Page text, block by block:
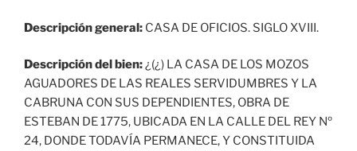
Descripción general: CASA DE OFICIOS. SIGLO XVIII.
Descripción del bien:¿(¿) LA CASA DE LOS MOZOS
AGUADORES DE LAS REALES SERVIDUMBRES Y LA
CABRUNA CON SUS DEPENDIENTES, OBRA DE
ESTEBAN DE 1775, UBICADA EN LA CALLE DEL REY Nº
24, DONDE TODAVÍA PERMANECE, Y CONSTITUIDA